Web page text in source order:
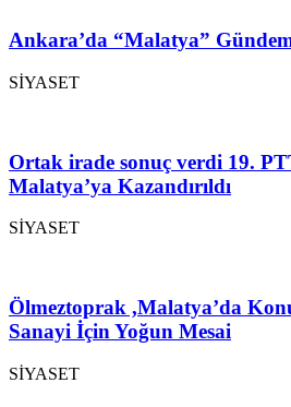
Ankara’da “Malatya”
SİYASET
Ortak irade sonuç verdi 19.
Malatya’ya Kazandırıldı
SİYASET
Ölmeztoprak ,Malatya’da
Sanayi İçin Yoğun Mesai
SİYASET